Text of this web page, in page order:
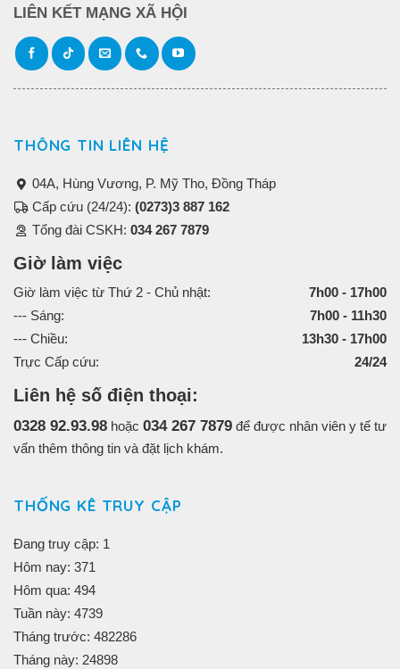
LIÊN KẾT MẠNG XÃ HỘI
THÔNG TIN LIÊN HỆ
04A, Hùng Vương, P. Mỹ Tho, Đồng Tháp
Cấp cứu (24/24): (0273)3 887 162
Tổng đài CSKH: 034 267 7879
Giờ làm việc
Giờ làm việc từ Thứ 2 - Chủ nhật:
7h00 - 17h00
--- Sáng:
7h00 - 11h30
--- Chiều:
13h30 - 17h00
Trực Cấp cứu:
24/24
Liên hệ số điện thoại:
0328 92.93.98 hoặc 034 267 7879 để được nhân viên y tế tư
vấn thêm thông tin và đặt lịch khám.
THỐNG KÊ TRUY CẬP
Đang truy cập: 1
Hôm nay: 371
Hôm qua: 494
Tuần này: 4739
Tháng trước: 482286
Tháng này: 24898